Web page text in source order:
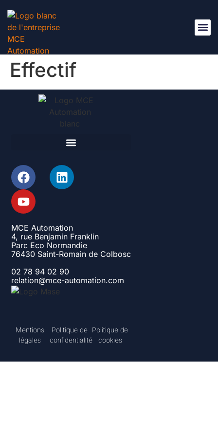
Effectif
MCE Automation
4, rue Benjamin Franklin
Parc Eco Normandie
76430 Saint-Romain de Colbosc
02 78 94 02 90
relation@mce-automation.com
Mentions
légales
Politique de
confidentialité
Politique de
cookies